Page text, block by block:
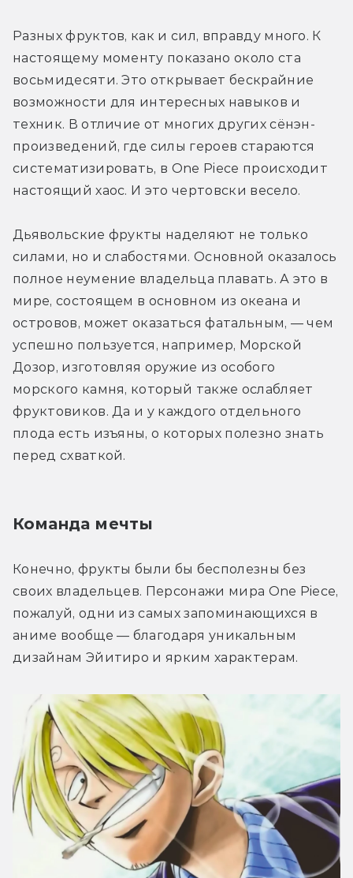
Разных фруктов, как и сил, вправду много. К
настоящему моменту показано около ста
восьмидесяти. Это открывает бескрайние
возможности для интересных навыков и
техник. В отличие от многих других сёнэн-
произведений, где силы героев стараются
систематизировать, в One Piece происходит
настоящий хаос. И это чертовски весело.
Дьявольские фрукты наделяют не только
силами, но и слабостями. Основной оказалось
полное неумение владельца плавать. А это в
мире, состоящем в основном из океана и
островов, может оказаться фатальным, — чем
успешно пользуется, например, Морской
Дозор, изготовляя оружие из особого
морского камня, который также ослабляет
фруктовиков. Да и у каждого отдельного
плода есть изъяны, о которых полезно знать
перед схваткой.
Команда мечты
Конечно, фрукты были бы бесполезны без
своих владельцев. Персонажи мира One Piece,
пожалуй, одни из самых запоминающихся в
аниме вообще — благодаря уникальным
дизайнам Эйитиро и ярким характерам.